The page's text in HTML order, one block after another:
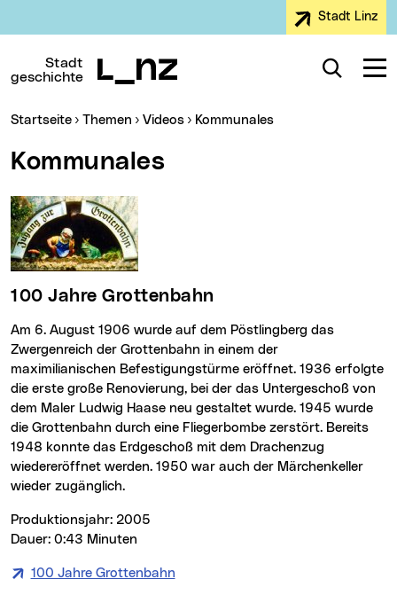
Stadt Linz
Stadt
geschichte
Suche
Sie sind hier:
Startseite Themen Videos Kommunales
Kommunales
100 Jahre Grottenbahn
Am 6. August 1906 wurde auf dem Pöstlingberg das
Zwergenreich der Grottenbahn in einem der
maximilianischen Befestigungstürme eröffnet. 1936 erfolgte
die erste große Renovierung, bei der das Untergeschoß von
dem Maler Ludwig Haase neu gestaltet wurde. 1945 wurde
die Grottenbahn durch eine Fliegerbombe zerstört. Bereits
1948 konnte das Erdgeschoß mit dem Drachenzug
wiedereröffnet werden. 1950 war auch der Märchenkeller
wieder zugänglich.
Produktionsjahr: 2005
Dauer: 0:43 Minuten
100 Jahre Grottenbahn